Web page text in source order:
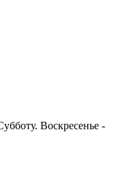
Воскресенье -